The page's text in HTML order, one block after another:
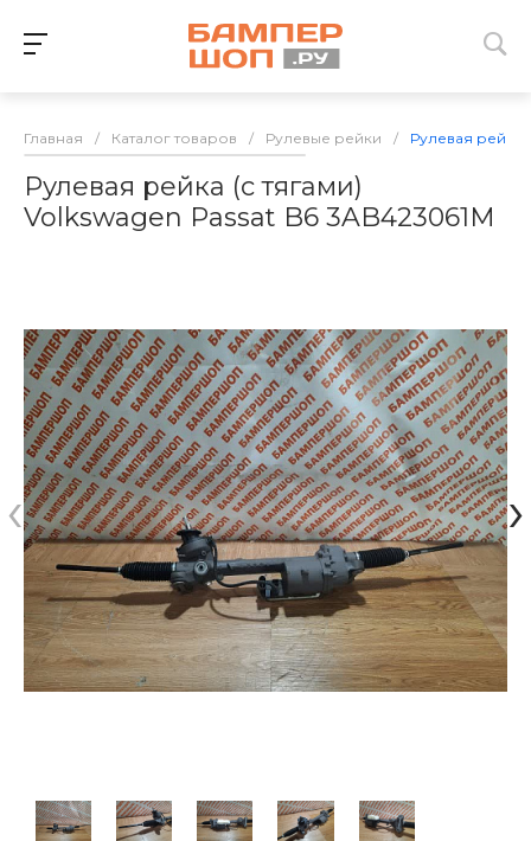
Главная / Каталог товаров / Рулевые рейки / Рулевая рейка
Рулевая рейка (с тягами)
Volkswagen Passat B6 3AB423061M
‹ ›